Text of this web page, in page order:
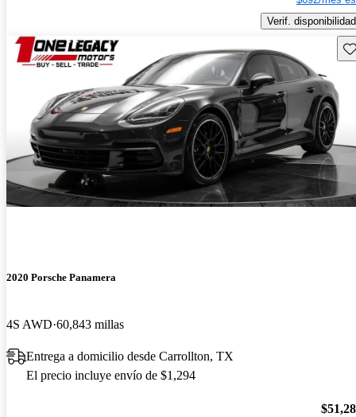
Verif. disponibilidad
2020 Porsche Panamera
4S AWD 60,843 millas
Entrega a domicilio desde Carrollton, TX
El precio incluye envío de $1,294